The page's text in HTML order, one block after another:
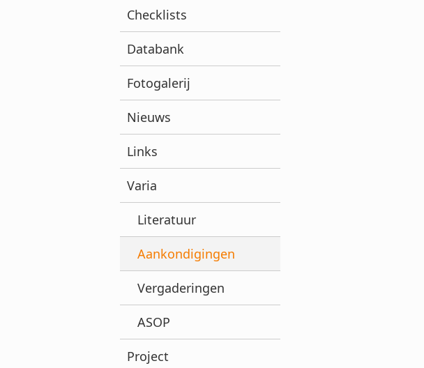
Checklists
Databank
Fotogalerij
Nieuws
Links
Varia
Literatuur
Aankondigingen
Vergaderingen
ASOP
Project